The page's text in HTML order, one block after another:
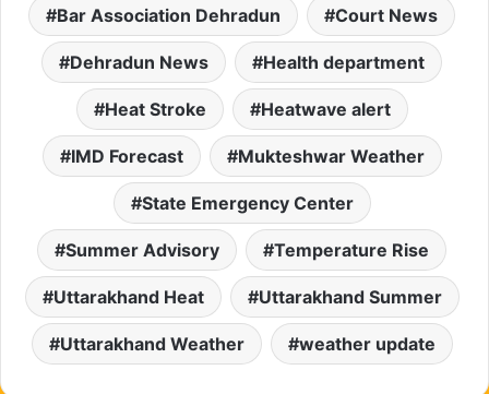
Bar Association Dehradun Court News
Dehradun News Health department
Heat Stroke Heatwave alert
IMD Forecast Mukteshwar Weather
State Emergency Center
Summer Advisory Temperature Rise
Uttarakhand Heat Uttarakhand Summer
Uttarakhand Weather weather update